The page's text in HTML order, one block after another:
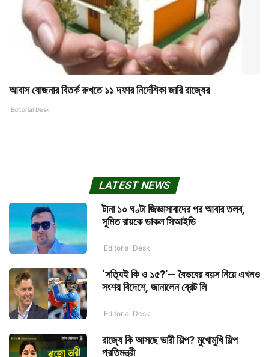
আবাস যোজনার বিতর্ক রুখতে ১১ দফার নির্দেশিকা জারি রাজ্যের
Editorial Desk
LATEST NEWS
টানা ১০ ঘণ্টা জিজ্ঞাসাবাদের পর আবার তলব,
সুমিত রায়কে ডাকল সিআইডি
Editorial Desk
‘সত্যিই কি ও ১৫?’— বৈভবের বয়স নিয়ে এখনও
সংশয় বিদেশে, জানালেন ব্রেট লি
Editorial Desk
রাজ্যে কি আসছে ভারী শিল্প? মুখোমুখি শিল্প
প্রতিমন্ত্রী